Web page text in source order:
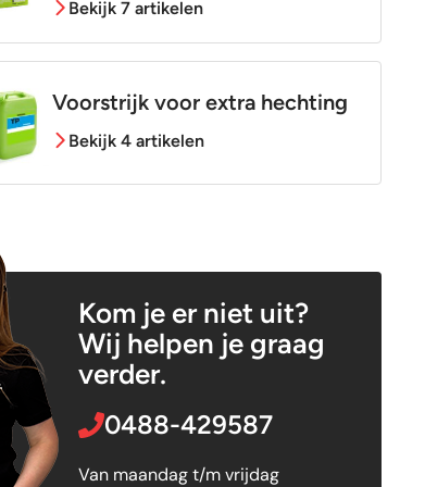
Bekijk 7 artikelen
Voorstrijk voor extra hechting
Bekijk 4 artikelen
Kom je er niet uit?
Wij helpen je graag
verder.
0488-429587
Van maandag t/m vrijdag